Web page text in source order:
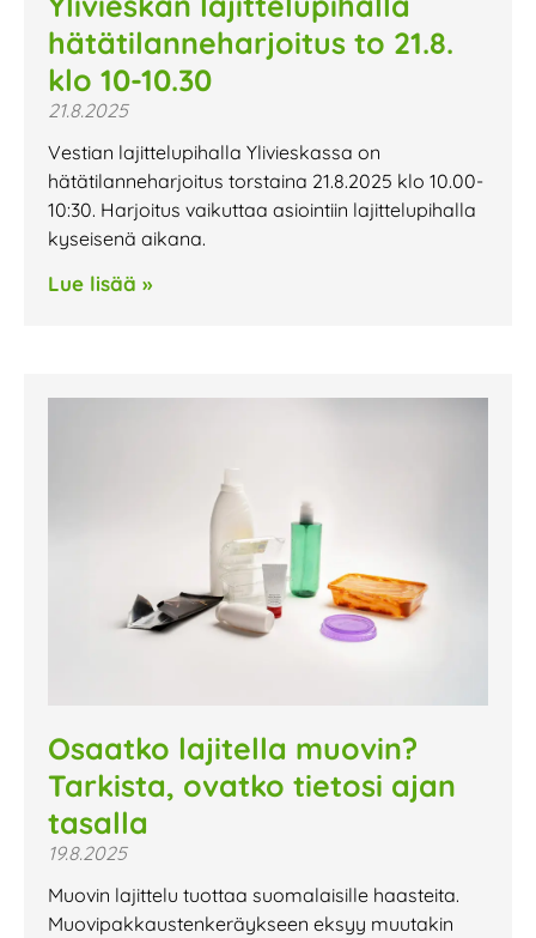
hätätilanneharjoitus to 21.8.
klo 10-10.30
21.8.2025
Vestian lajittelupihalla Ylivieskassa on
hätätilanneharjoitus torstaina 21.8.2025 klo 10.00-
10:30. Harjoitus vaikuttaa asiointiin lajittelupihalla
kyseisenä aikana.
Lue lisää »
Osaatko lajitella muovin?
Tarkista, ovatko tietosi ajan
tasalla
19.8.2025
Muovin lajittelu tuottaa suomalaisille haasteita.
Muovipakkaustenkeräykseen eksyy muutakin